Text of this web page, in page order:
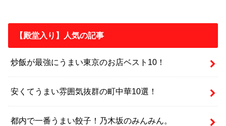
【殿堂入り】人気の記事
炒飯が最強にうまい東京のお店ベスト10！
安くてうまい雰囲気抜群の町中華10選！
都内で一番うまい餃子！乃木坂のみんみん。